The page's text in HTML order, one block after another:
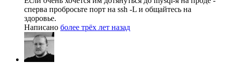
сперва пробросьте порт на ssh -L и общайтесь на
здоровье.
Написано более трёх лет назад